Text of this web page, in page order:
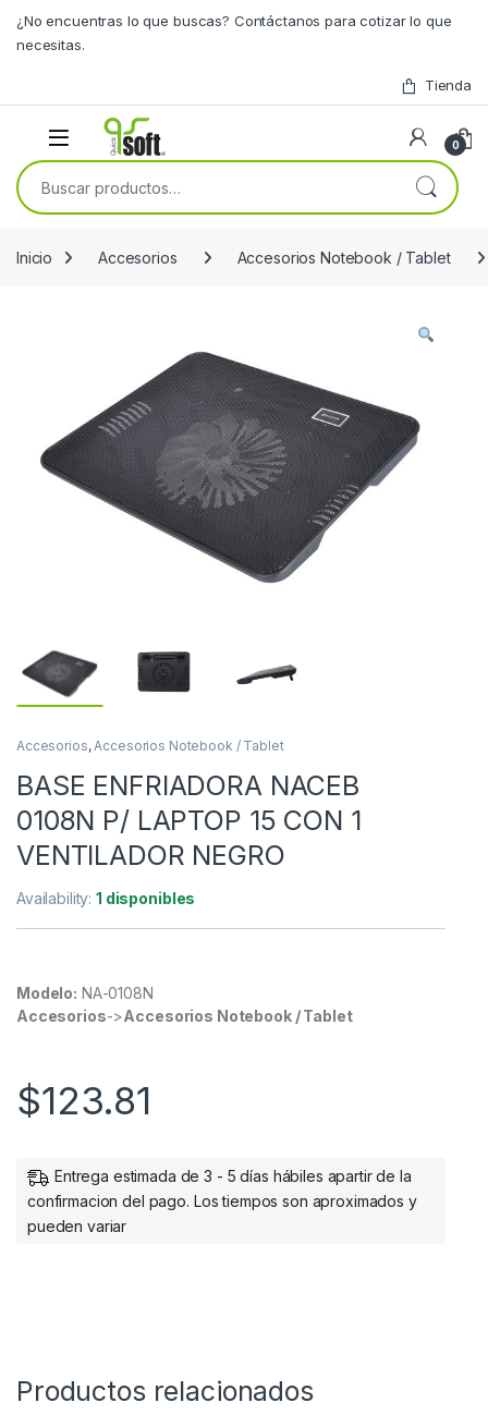
¿No encuentras lo que buscas? Contáctanos para cotizar lo que
necesitas.
Tienda
0
Buscar por:
Inicio Accesorios Accesorios Notebook / Tablet
Accesorios,Accesorios Notebook / Tablet
BASE ENFRIADORA NACEB
0108N P/ LAPTOP 15 CON 1
VENTILADOR NEGRO
Availability:1 disponibles
Modelo: NA-0108N
Accesorios->Accesorios Notebook / Tablet
$123.81
Entrega estimada de 3 - 5 días hábiles apartir de la
confirmacion del pago. Los tiempos son aproximados y
pueden variar
Productos relacionados